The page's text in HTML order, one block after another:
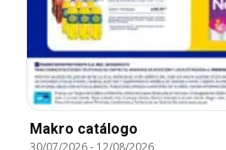
Makro catálogo